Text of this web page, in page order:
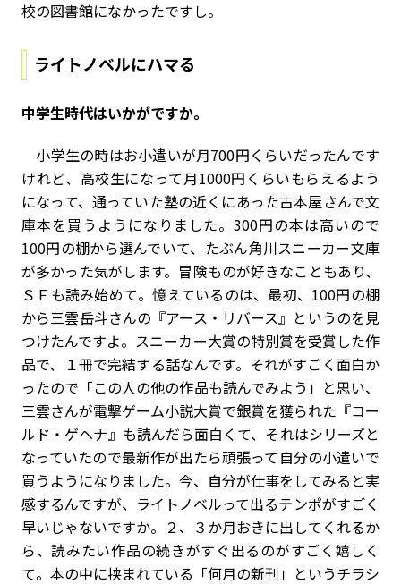
校の図書館になかったですし。
ライトノベルにハマる
――中学生時代はいかがですか。
小学生の時はお小遣いが月700円くらいだったんです
けれど、高校生になって月1000円くらいもらえるよう
になって、通っていた塾の近くにあった古本屋さんで文
庫本を買うようになりました。300円の本は高いので
100円の棚から選んでいて、たぶん角川スニーカー文庫
が多かった気がします。冒険ものが好きなこともあり、
ＳＦも読み始めて。憶えているのは、最初、100円の棚
から三雲岳斗さんの『アース・リバース』というのを見
つけたんですよ。スニーカー大賞の特別賞を受賞した作
品で、１冊で完結する話なんです。それがすごく面白か
ったので「この人の他の作品も読んでみよう」と思い、
三雲さんが電撃ゲーム小説大賞で銀賞を獲られた『コー
ルド・ゲヘナ』も読んだら面白くて、それはシリーズと
なっていたので最新作が出たら頑張って自分の小遣いで
買うようになりました。今、自分が仕事をしてみると実
感するんですが、ライトノベルって出るテンポがすごく
早いじゃないですか。２、３か月おきに出してくれるか
ら、読みたい作品の続きがすぐ出るのがすごく嬉しく
て。本の中に挟まれている「何月の新刊」というチラシ